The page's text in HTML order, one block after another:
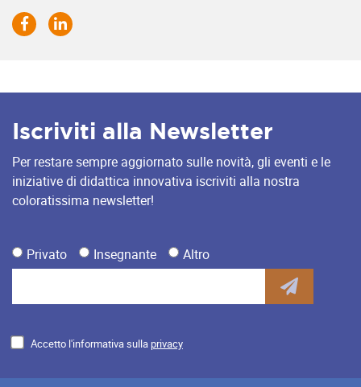
Iscriviti alla Newsletter
Per restare sempre aggiornato sulle novità, gli eventi e le
iniziative di didattica innovativa iscriviti alla nostra
coloratissima newsletter!
Privato Insegnante Altro
Accetto l'informativa sulla privacy